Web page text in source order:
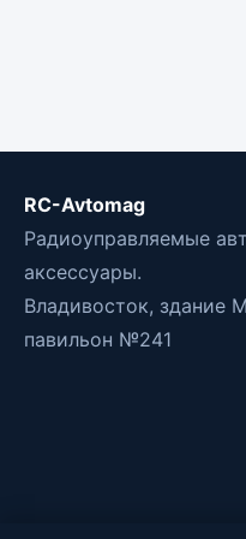
RC-Avtomag
Радиоуправляемые
аксессуары.
Владивосток, здание
павильон №241